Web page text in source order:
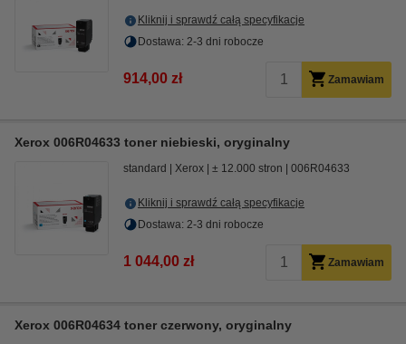
Kliknij i sprawdź całą specyfikacje
Dostawa: 2-3 dni robocze
914,00 zł Zamawiam
Xerox 006R04633 toner niebieski, oryginalny
standard Xerox ± 12.000 stron 006R04633
Kliknij i sprawdź całą specyfikacje
Dostawa: 2-3 dni robocze
1 044,00 zł Zamawiam
Xerox 006R04634 toner czerwony, oryginalny